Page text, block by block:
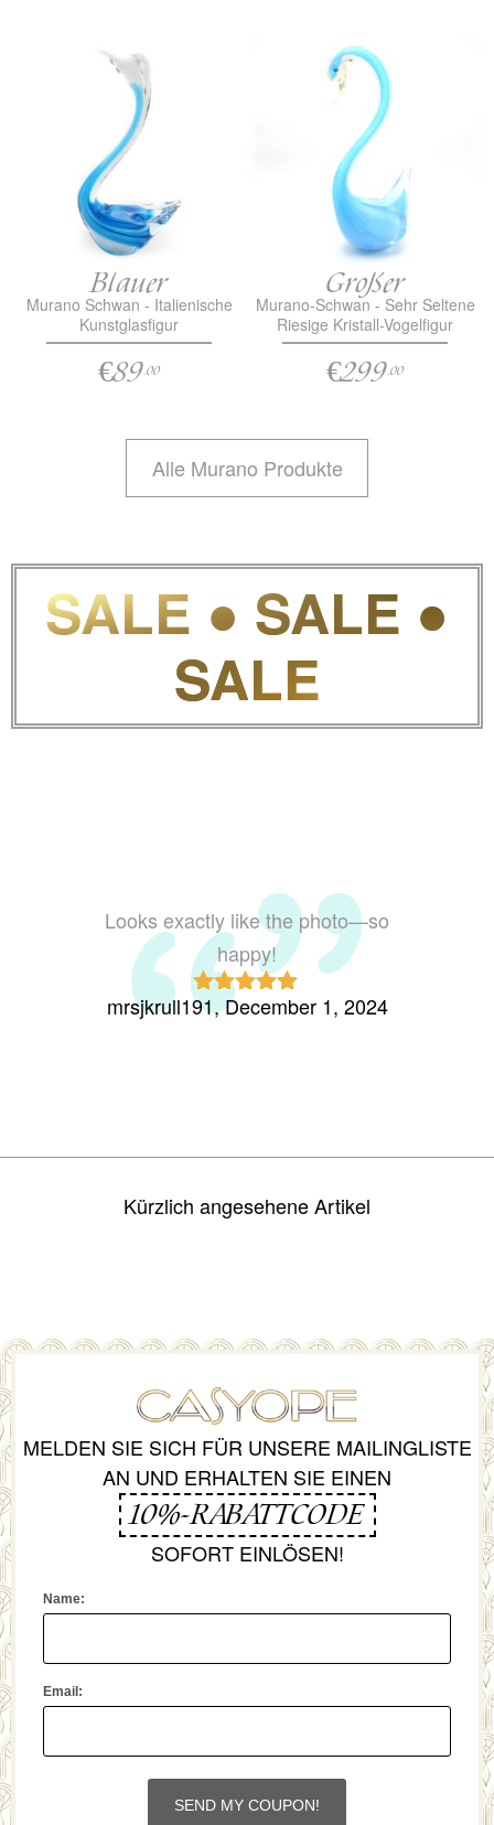
Blauer
Murano Schwan - Italienische
Kunstglasfigur
€89.00
Großer
Murano-Schwan - Sehr Seltene
Riesige Kristall-Vogelfigur
€299.00
Alle Murano Produkte
SALE ● SALE ●
SALE
Looks exactly like the photo—so
happy!
Rated5out
mrsjkrull191, December 1, 2024
Kürzlich angesehene Artikel
MELDEN SIE SICH FÜR UNSERE MAILINGLISTE
AN UND ERHALTEN SIE EINEN
10%-RABATTCODE
SOFORT EINLÖSEN!
Name:
Email: